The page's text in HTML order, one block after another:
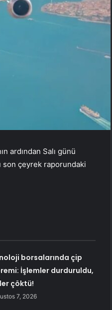
ardından Salı günü
son çeyrek raporundaki
borsalarında çip
İşlemler durduruldu,
çöktü!
7, 2026